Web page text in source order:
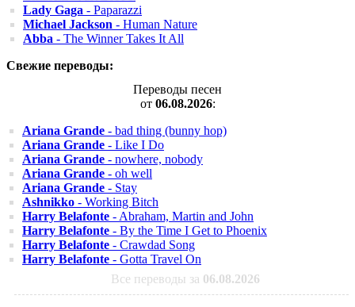
Lady Gaga - Paparazzi
Michael Jackson - Human Nature
Abba - The Winner Takes It All
Свежие переводы:
Переводы песен
от 06.08.2026:
Ariana Grande - bad thing (bunny hop)
Ariana Grande - Like I Do
Ariana Grande - nowhere, nobody
Ariana Grande - oh well
Ariana Grande - Stay
Ashnikko - Working Bitch
Harry Belafonte - Abraham, Martin and John
Harry Belafonte - By the Time I Get to Phoenix
Harry Belafonte - Crawdad Song
Harry Belafonte - Gotta Travel On
Все переводы за 06.08.2026